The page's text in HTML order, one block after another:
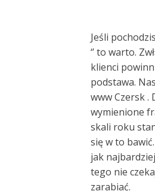
Jeśli
‘’ to warto.
klienci
podstawa.
www Czersk .
wymienione
skali roku
się w to
jak
tego nie
zarabiać.